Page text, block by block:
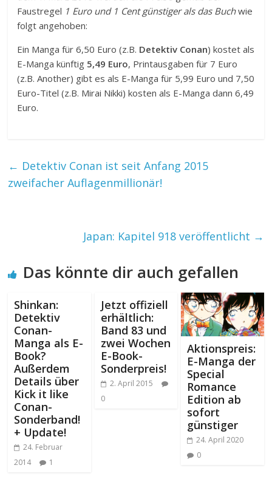
Faustregel 1 Euro und 1 Cent günstiger als das Buchwie
folgt angehoben:
Ein Manga für 6,50 Euro (z.B. Detektiv Conan) kostet als
E-Manga künftig 5,49 Euro, Printausgaben für 7 Euro
(z.B. Another) gibt es als E-Manga für 5,99 Euro und 7,50
Euro-Titel (z.B. Mirai Nikki) kosten als E-Manga dann 6,49
Euro.
← Detektiv Conan ist seit Anfang 2015
zweifacher Auflagenmillionär!
Japan: Kapitel 918 veröffentlicht →
Das könnte dir auch gefallen
Shinkan:
Detektiv
Conan-
Manga als E-
Book?
Außerdem
Details über
Kick it like
Conan-
Sonderband!
+ Update!
24. Februar
2014
1
Jetzt offiziell
erhältlich:
Band 83 und
zwei Wochen
E-Book-
Sonderpreis!
2. April 2015
0
Aktionspreis:
E-Manga der
Special
Romance
Edition ab
sofort
günstiger
24. April 2020
0